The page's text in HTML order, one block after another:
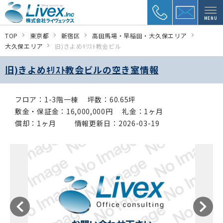
MENU
TOP 東京都 新宿区
高田馬場・早稲田・大久保エリア
大久保エリア
旧)きよめｷﾘｽﾄ教会ビル
旧)きよめｷﾘｽﾄ教会ビルの空き室情報
フロア：1-3階一棟
坪数：60.65坪
敷金・保証金：16,000,000円
礼金：1ヶ月
償却：1ヶ月
情報更新日：2026-03-19